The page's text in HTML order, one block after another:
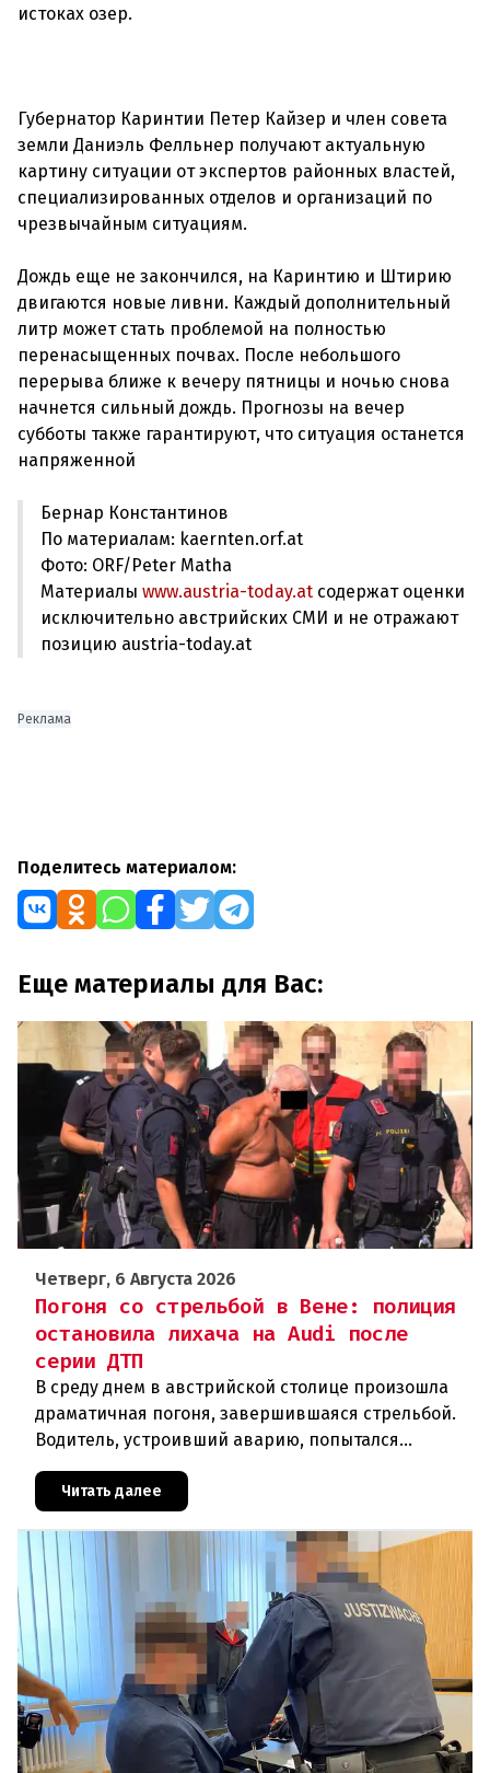
истоках озер.
Губернатор Каринтии Петер Кайзер и член совета
земли Даниэль Фелльнер получают актуальную
картину ситуации от экспертов районных властей,
специализированных отделов и организаций по
чрезвычайным ситуациям.
Дождь еще не закончился, на Каринтию и Штирию
двигаются новые ливни. Каждый дополнительный
литр может стать проблемой на полностью
перенасыщенных почвах. После небольшого
перерыва ближе к вечеру пятницы и ночью снова
начнется сильный дождь. Прогнозы на вечер
субботы также гарантируют, что ситуация останется
Бернар Константинов
По материалам: kaernten.orf.at
Фото: ORF/Peter Matha
Материалы www.austria-today.at содержат оценки
исключительно австрийских СМИ и не отражают
позицию austria-today.at
Реклама
Поделитесь материалом:
Еще материалы для Вас:
Четверг, 6 Августа 2026
Погоня со стрельбой в Вене: полиция
остановила лихача на Audi после
серии ДТП
В среду днем в австрийской столице произошла
драматичная погоня, завершившаяся стрельбой.
Водитель, устроивший аварию, попытался
скрыться от полиции, спровоцировав несколько
новых столкновений.Что слу
Читать далее